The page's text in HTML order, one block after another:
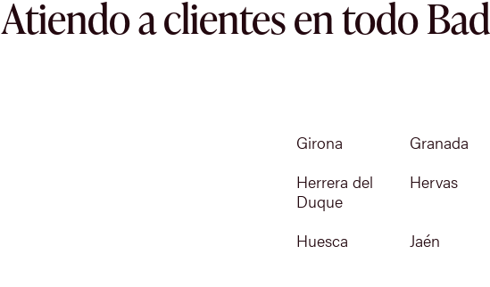
Atiendo a clientes en todo
Girona
Granada
Herrera del
Duque
Hervas
Huesca Jaén